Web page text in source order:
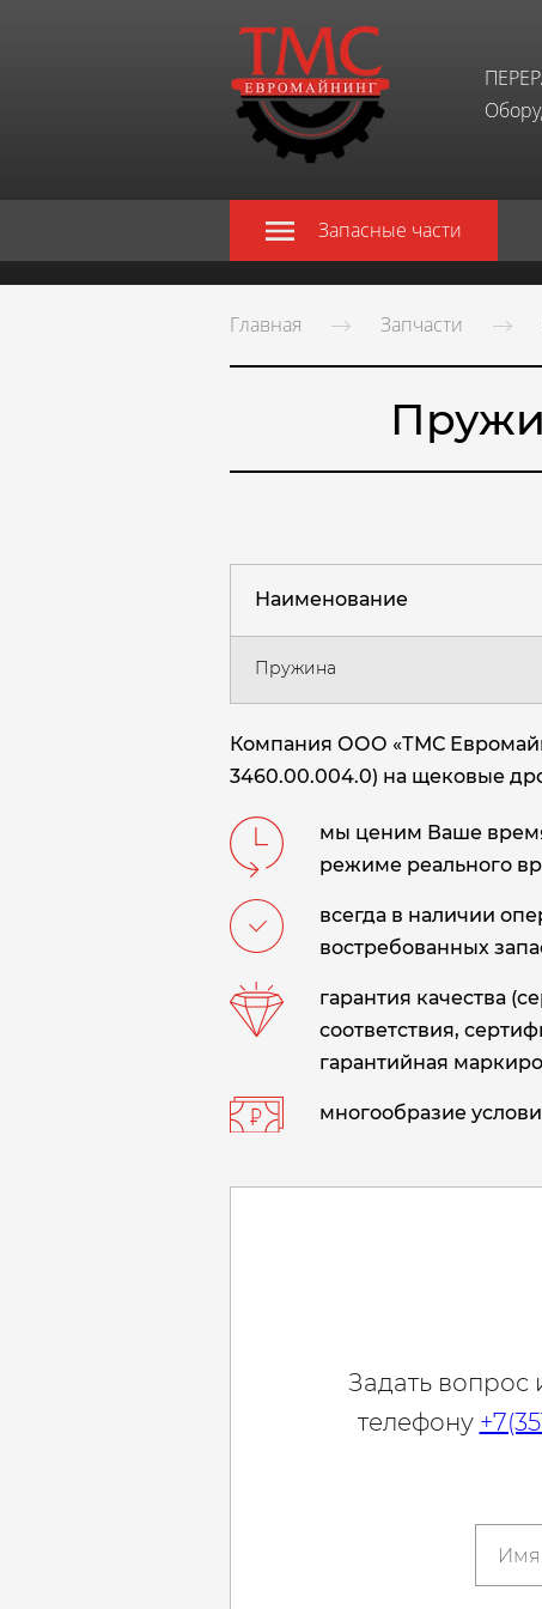
Запасные части
Главная Запчасти
Наименование
Пружина
Компания ООО «ТМС
3460.00.004.0) на щековые
мы ценим Ваше
режиме реального
всегда в наличии
востребованных
гарантия качества
соответствия,
гарантийная
многообразие
Задать
телефону